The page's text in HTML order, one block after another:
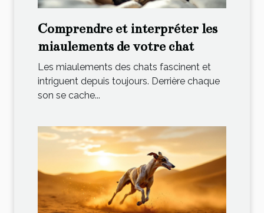
Comprendre et interpréter les
miaulements de votre chat
Les miaulements des chats fascinent et
intriguent depuis toujours. Derrière chaque
son se cache...